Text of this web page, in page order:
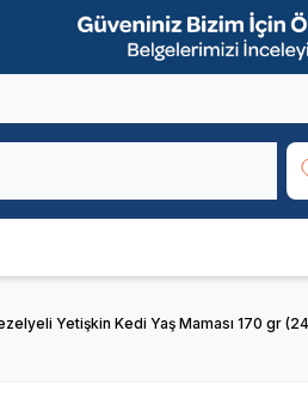
Yetişkin Kedi Yaş Maması 170 gr